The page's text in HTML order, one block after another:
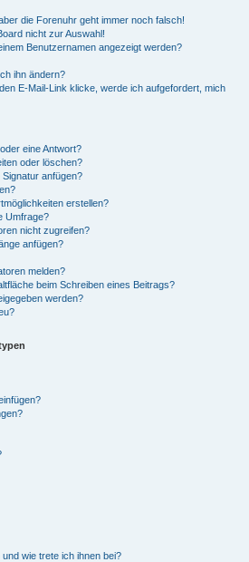
die Forenuhr geht immer noch falsch!
nicht zur Auswahl!
Benutzernamen angezeigt werden?
ihn ändern?
E-Mail-Link klicke, werde ich aufgefordert, mich
eine Antwort?
oder löschen?
anfügen?
erstellen?
Umfrage?
nicht zugreifen?
anfügen?
melden?
beim Schreiben eines Beitrags?
werden?
wie trete ich ihnen bei?